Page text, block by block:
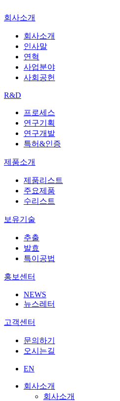
회사소개
회사소개
인사말
연혁
사업분야
사회공헌
R&D
프로세스
연구기획
연구개발
특허&인증
제품소개
제품리스트
주요제품
수리스트
보유기술
추출
발효
특이공법
홍보센터
NEWS
뉴스레터
고객센터
문의하기
오시는길
EN
회사소개
회사소개